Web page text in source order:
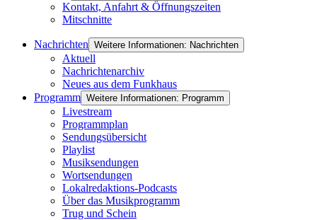
Kontakt, Anfahrt & Öffnungszeiten
Mitschnitte
Nachrichten Weitere Informationen: Nachrichten
Aktuell
Nachrichtenarchiv
Neues aus dem Funkhaus
Programm Weitere Informationen: Programm
Livestream
Programmplan
Sendungsübersicht
Playlist
Musiksendungen
Wortsendungen
Lokalredaktions-Podcasts
Über das Musikprogramm
Trug und Schein